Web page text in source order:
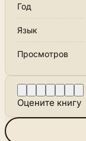
Год
Язык
Просмотров
Оцените книгу